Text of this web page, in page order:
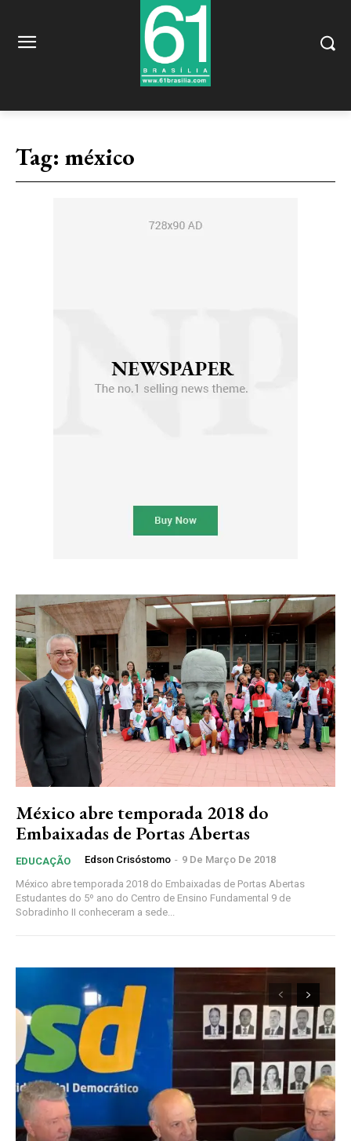
Tag: méxico
México abre temporada 2018 do
Embaixadas de Portas Abertas
EDUCAÇÃO Edson Crisóstomo - 9 De Março De 2018
México abre temporada 2018 do Embaixadas de Portas Abertas
Estudantes do 5º ano do Centro de Ensino Fundamental 9 de
Sobradinho II conheceram a sede...